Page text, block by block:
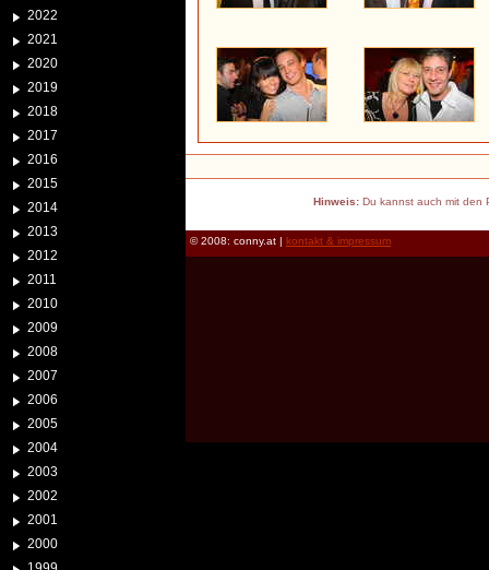
2022
2021
2020
2019
2018
2017
2016
2015
2014
2013
2012
2011
2010
2009
2008
2007
2006
2005
2004
2003
2002
2001
2000
Hinweis:Du kannst auch mit den
© 2008: conny.at | kontakt & impressum